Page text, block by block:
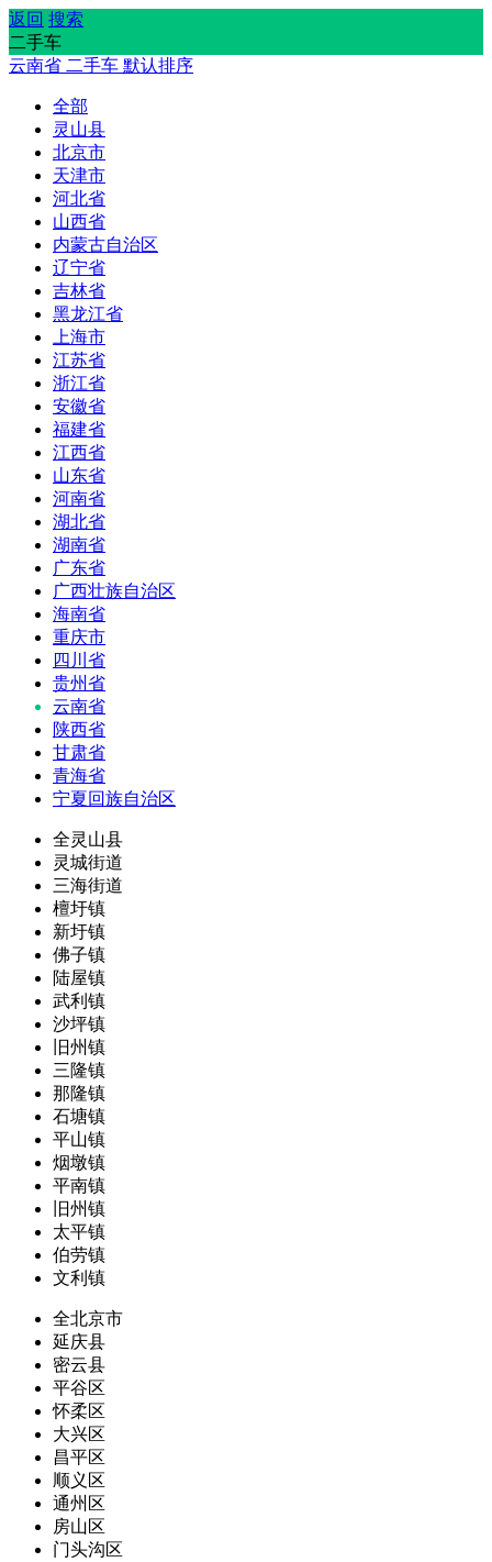
返回 搜索
二手车
云南省 二手车 默认排序
全部
灵山县
北京市
天津市
河北省
山西省
内蒙古自治区
辽宁省
吉林省
黑龙江省
上海市
江苏省
浙江省
安徽省
福建省
江西省
山东省
河南省
湖北省
湖南省
广东省
广西壮族自治区
海南省
重庆市
四川省
贵州省
云南省
陕西省
甘肃省
青海省
宁夏回族自治区
全灵山县
灵城街道
三海街道
檀圩镇
新圩镇
佛子镇
陆屋镇
武利镇
沙坪镇
旧州镇
三隆镇
那隆镇
石塘镇
平山镇
烟墩镇
平南镇
旧州镇
太平镇
伯劳镇
文利镇
全北京市
延庆县
密云县
平谷区
怀柔区
大兴区
昌平区
顺义区
通州区
房山区
门头沟区